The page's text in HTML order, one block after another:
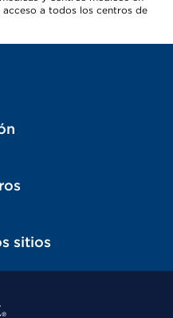
a todos los centros de
sitios